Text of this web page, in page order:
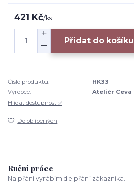
421 Kč/ks
Přidat do košíku
Číslo produktu:
HK33
Výrobce:
Ateliér Ceva
Hlídat dostupnost ✅
Do oblíbených
Ruční práce
Na přání vyrábím dle přání zákazníka.